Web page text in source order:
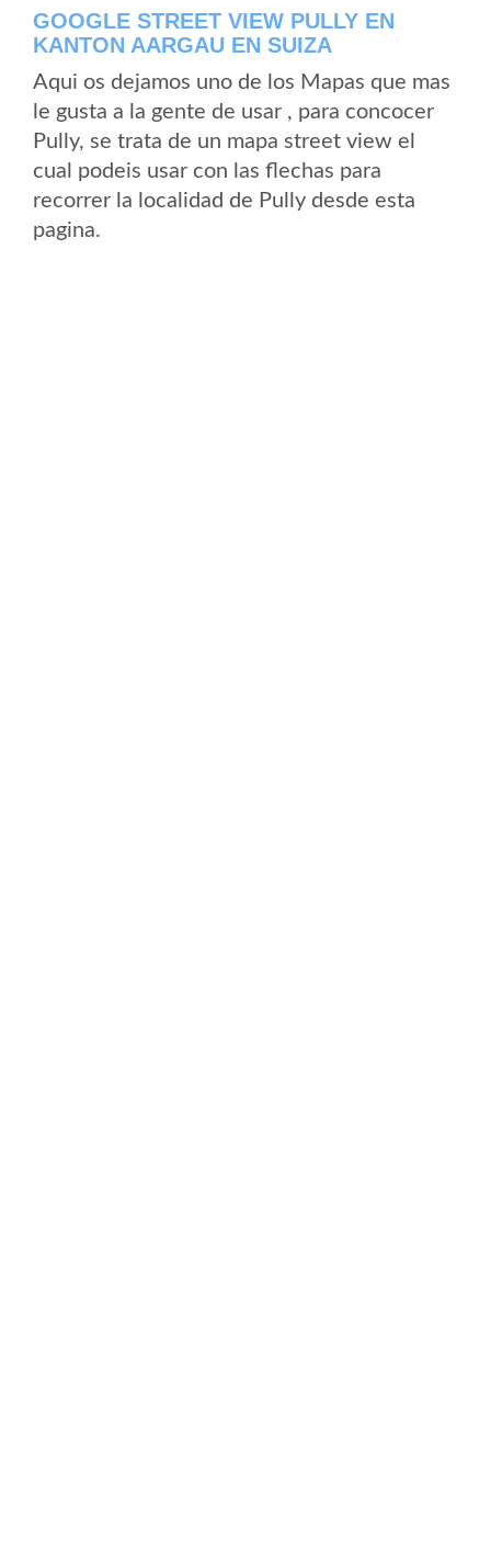
GOOGLE STREET VIEW PULLY EN
KANTON AARGAU EN SUIZA
Aqui os dejamos uno de los Mapas que mas
le gusta a la gente de usar , para concocer
Pully, se trata de un mapa street view el
cual podeis usar con las flechas para
recorrer la localidad de Pully desde esta
pagina.